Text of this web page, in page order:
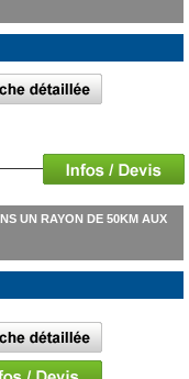
UN RAYON DE 50KM AUX